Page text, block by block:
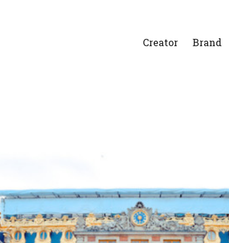
Creator Brand